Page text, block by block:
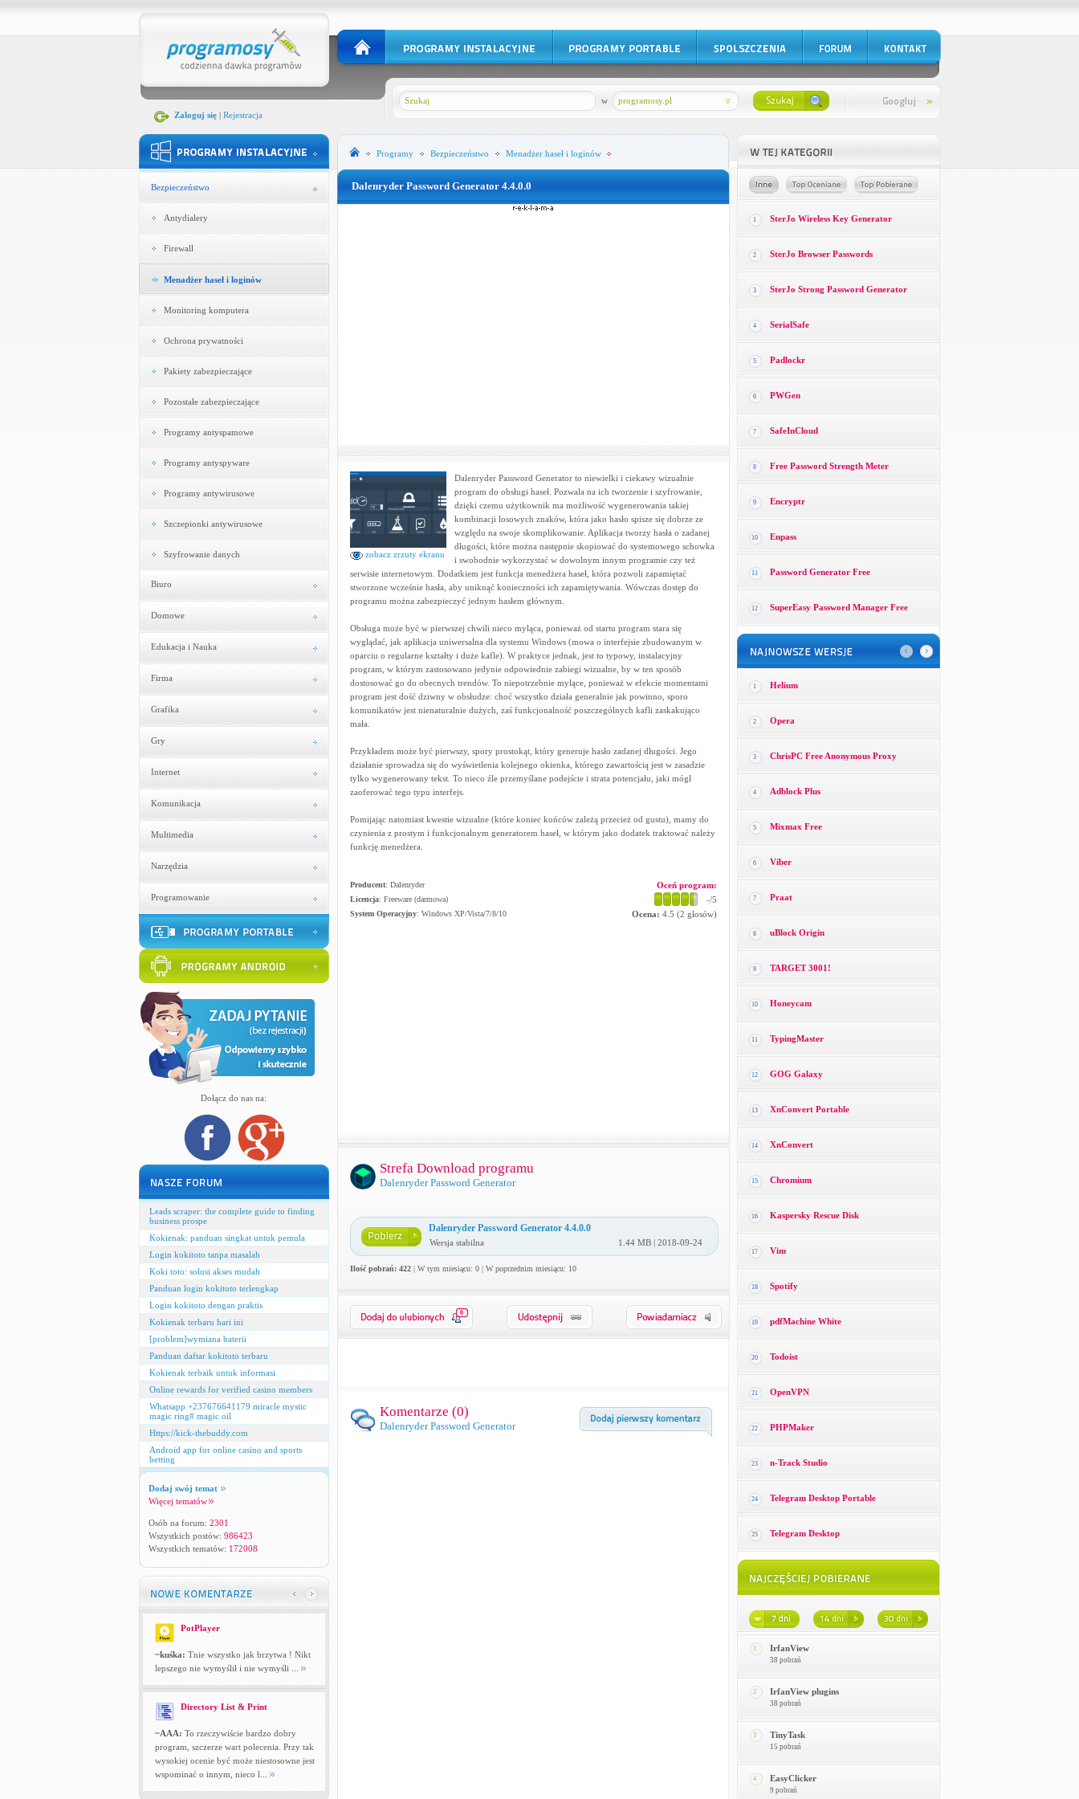
Zaloguj się| Rejestracja
programosy.pl
w
Bezpieczeństwo
Antydialery
Firewall
Menadżer haseł i loginów
Monitoring komputera
Ochrona prywatności
Pakiety zabezpieczające
Pozostałe zabezpieczające
Programy antyspamowe
Programy antyspyware
Programy antywirusowe
Szczepionki antywirusowe
Szyfrowanie danych
Biuro
Domowe
Edukacja i Nauka
Firma
Grafika
Gry
Internet
Komunikacja
Multimedia
Narzędzia
Programowanie
Dołącz do nas na:
Leads scraper: the complete guide to finding
business prospe
Kokienak: panduan singkat untuk pemula
Login kokitoto tanpa masalah
Koki toto: solusi akses mudah
Panduan login kokitoto terlengkap
Login kokitoto dengan praktis
Kokienak terbaru hari ini
[problem]wymiana baterii
Panduan daftar kokitoto terbaru
Kokienak terbaik untuk informasi
Online rewards for verified casino members
Whatsapp +237676641179 miracle mystic
magic ring# magic oil
Https://kick-thebuddy.com
Android app for online casino and sports
betting
Dodaj swój temat
Więcej tematów
Osób na forum: 2301
Wszystkich postów: 986423
Wszystkich tematów: 172008
PotPlayer
~kuśka: Tnie wszystko jak brzytwa ! Nikt
lepszego nie wymyślił i nie wymyśli ...
Directory List & Print
~AAA: To rzeczywiście bardzo dobry
program, szczerze wart polecenia. Przy tak
wysokiej ocenie być może niestosowne jest
wspominać o innym, nieco l...
Programy Bezpieczeństwo Menadżer haseł i loginów
Dalenryder Password Generator 4.4.0.0
zobacz zrzuty ekranu
Dalenryder Password Generator to niewielki i ciekawy wizualnie
program do obsługi haseł. Pozwala na ich tworzenie i szyfrowanie,
dzięki czemu użytkownik ma możliwość wygenerowania takiej
kombinacji losowych znaków, która jako hasło spisze się dobrze ze
względu na swoje skomplikowanie. Aplikacja tworzy hasła o zadanej
długości, które można następnie skopiować do systemowego schowka
i swobodnie wykorzystać w dowolnym innym programie czy też
serwisie internetowym. Dodatkiem jest funkcja menedżera haseł, która pozwoli zapamiętać
stworzone wcześnie hasła, aby uniknąć konieczności ich zapamiętywania. Wówczas dostęp do
programu można zabezpieczyć jednym hasłem głównym.
Obsługa może być w pierwszej chwili nieco myląca, ponieważ od startu program stara się
wyglądać, jak aplikacja uniwersalna dla systemu Windows (mowa o interfejsie zbudowanym w
oparciu o regularne kształty i duże kafle). W praktyce jednak, jest to typowy, instalacyjny
program, w którym zastosowano jedynie odpowiednie zabiegi wizualne, by w ten sposób
dostosować go do obecnych trendów. To niepotrzebnie mylące, ponieważ w efekcie momentami
program jest dość dziwny w obsłudze: choć wszystko działa generalnie jak powinno, sporo
komunikatów jest nienaturalnie dużych, zaś funkcjonalność poszczególnych kafli zaskakująco
mała.
Przykładem może być pierwszy, spory prostokąt, który generuje hasło zadanej długości. Jego
działanie sprowadza się do wyświetlenia kolejnego okienka, którego zawartością jest w zasadzie
tylko wygenerowany tekst. To nieco źle przemyślane podejście i strata potencjału, jaki mógł
zaoferować tego typu interfejs.
Pomijając natomiast kwestie wizualne (które koniec końców zależą przecież od gustu), mamy do
czynienia z prostym i funkcjonalnym generatorem haseł, w którym jako dodatek traktować należy
funkcję menedżera.
Producent: Dalenryder
Licencja: Freeware (darmowa)
System Operacyjny: Windows XP/Vista/7/8/10
Oceń program:
-/5
Ocena: 4.5 (2 głosów)
Strefa Download programu
Dalenryder Password Generator
Dalenryder Password Generator 4.4.0.0
Wersja stabilna 1.44 MB | 2018-09-24
Ilość pobrań: 422| W tym miesiącu: 0 | W poprzednim miesiącu: 10
0
Komentarze (0)
Dalenryder Password Generator
1 SterJo Wireless Key Generator
2 SterJo Browser Passwords
3 SterJo Strong Password Generator
4 SerialSafe
5 Padlockr
6 PWGen
7 SafeInCloud
8 Free Password Strength Meter
9 Encryptr
10 Enpass
11 Password Generator Free
12 SuperEasy Password Manager Free
1 Helium
2 Opera
3 ChrisPC Free Anonymous Proxy
4 Adblock Plus
5 Mixmax Free
6 Viber
7 Praat
8 uBlock Origin
9 TARGET 3001!
10 Honeycam
11 TypingMaster
12 GOG Galaxy
13 XnConvert Portable
14 XnConvert
15 Chromium
16 Kaspersky Rescue Disk
17 Vim
18 Spotify
19 pdfMachine White
20 Todoist
21 OpenVPN
22 PHPMaker
23 n-Track Studio
24 Telegram Desktop Portable
25 Telegram Desktop
1 IrfanView
38 pobrań
2 IrfanView plugins
38 pobrań
3 TinyTask
15 pobrań
4 EasyClicker
9 pobrań